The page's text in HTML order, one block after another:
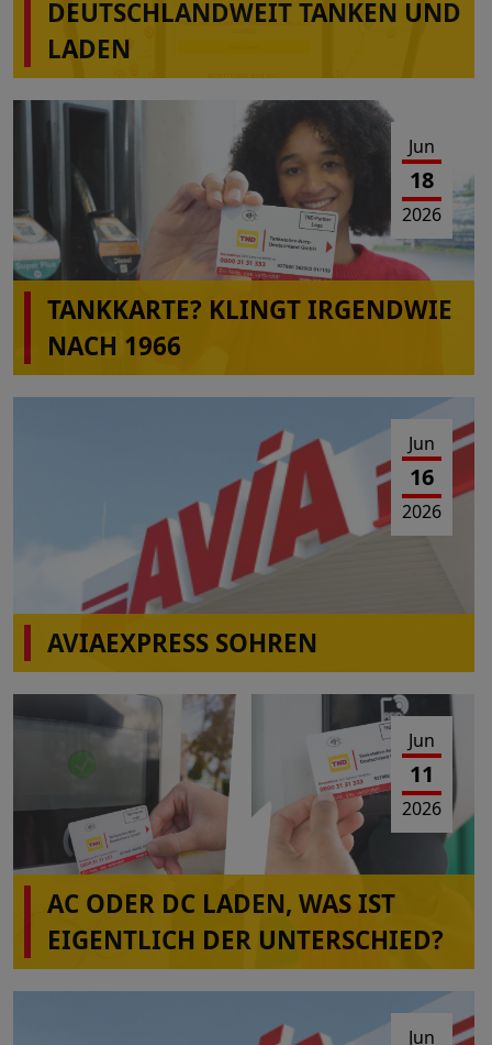
DEUTSCHLANDWEIT TANKEN UND
LADEN
Jun
18
2026
TANKKARTE? KLINGT IRGENDWIE
NACH 1966
Jun
16
2026
AVIAEXPRESS SOHREN
Einschränkungen Tankbetrieb am 23.06.2026 von
10:00-16:00 Uhr
Jun
11
2026
AC ODER DC LADEN, WAS IST
EIGENTLICH DER UNTERSCHIED?
Jun